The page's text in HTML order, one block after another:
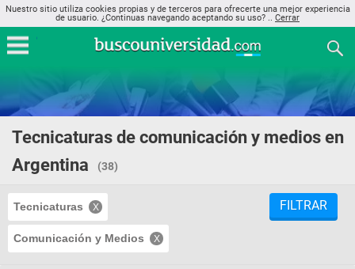
Nuestro sitio utiliza cookies propias y de terceros para ofrecerte una mejor experiencia
de usuario. ¿Continuas navegando aceptando su uso? .. Cerrar
Tecnicaturas de comunicación y medios en
Argentina
(38)
Tecnicaturas
Comunicación y Medios
FILTRAR